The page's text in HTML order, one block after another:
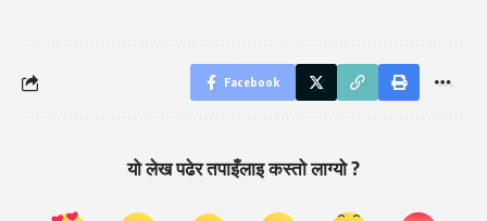
Facebook
यो लेख पढेर तपाइँलाइ कस्तो लाग्यो ?